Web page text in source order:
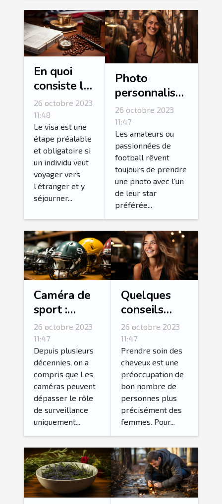
En quoi
consiste la
procédure
de
demande
ESTA ?
26 octobre 2023
11:48
Le visa est une
étape préalable
et obligatoire si
un individu veut
voyager vers
l’étranger et y
séjourner...
Photo
personnalisée
: comment
personnalisé
sa photo avec
l’une de ses
stars
préférées ?
26 octobre 2023
11:47
Les amateurs ou
passionnées de
football rêvent
toujours de prendre
une photo avec l’un
de leur star
préférée...
Caméra de
sport :
parlons-en !
26 octobre 2023
11:47
Depuis plusieurs
décennies, on a
compris que Les
caméras peuvent
dépasser le rôle
de surveillance
uniquement...
Quelques
conseils
pour
fortifier ses
cheveux ?
26 octobre 2023
11:47
Prendre soin des
cheveux est une
préoccupation de
bon nombre de
personnes plus
précisément des
femmes. Pour...